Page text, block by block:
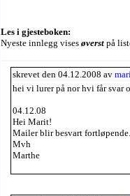
Les i gjesteboken:
Nyeste innlegg vises øverst på
skrevet den 04.12.2008 av
hei vi lurer på nor hvi får svar
04.12.08
Hei Marit!
Mailer blir besvart
Mvh
Marthe